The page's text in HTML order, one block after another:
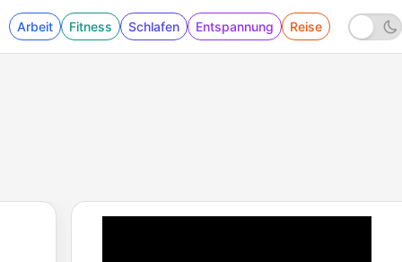
Arbeit Fitness Schlafen Entspannung Reise